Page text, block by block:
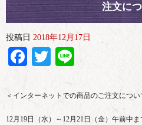
注文に
投稿日 2018年12月17日
Facebook
Twitter
＜インターネットでの商品のご注文につい
12月19日（水）～12月21日（金）午前中